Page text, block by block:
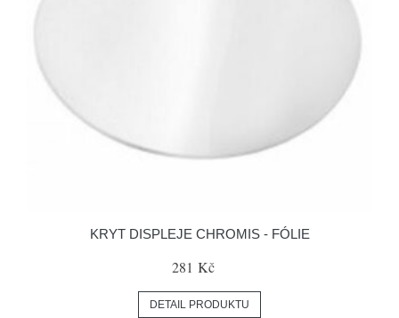
KRYT DISPLEJE CHROMIS - FÓLIE
281 Kč
DETAIL PRODUKTU